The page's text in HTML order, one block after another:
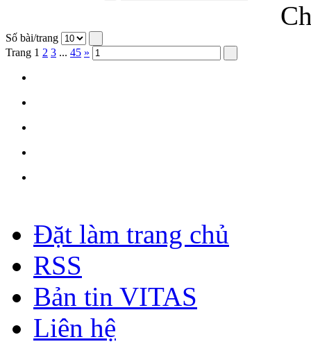
Số bài/trang
Trang 1 2 3 ... 45 »
Đặt làm trang chủ
RSS
Bản tin VITAS
Liên hệ